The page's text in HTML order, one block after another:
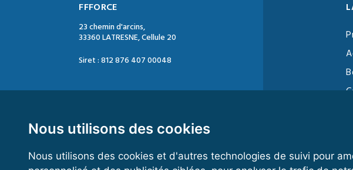
Nous utilisons des cookies
Nous utilisons des cookies et d'autres technologies de suivi pour
FFFORCE
23 chemin d'arcins,
33360 LATRESNE, Cellule 20
Siret : 812 876 407 00048
Mail : contact@ffforce.fr
Horaires d’ouverture :